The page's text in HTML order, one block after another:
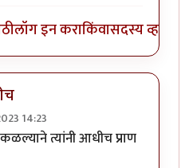
लॉग इन कराकिंवासदस्य व्हा
14:23
आहेत, ही गांडुळंbyगवि
त्यांनी आधीच प्राण